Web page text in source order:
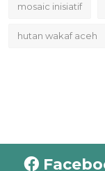
mosaic inisiatif
hutan wakaf aceh